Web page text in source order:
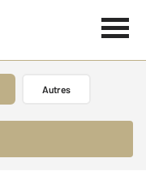
Autres